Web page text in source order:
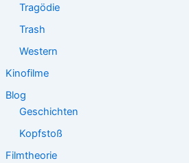
Tragödie
Trash
Western
Kinofilme
Blog
Geschichten
Kopfstoß
Filmtheorie